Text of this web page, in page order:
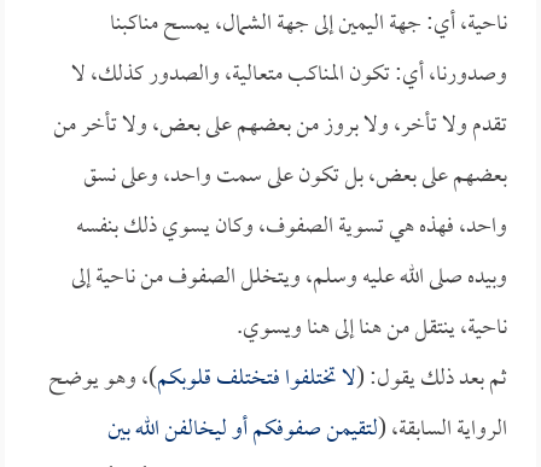
ناحية، أي: جهة اليمين إلى جهة الشمال، يمسح مناكبنا
وصدورنا، أي: تكون المناكب متعالية، والصدور كذلك، لا
تقدم ولا تأخر، ولا بروز من بعضهم على بعض، ولا تأخر من
بعضهم على بعض، بل تكون على سمت واحد، وعلى نسق
واحد، فهذه هي تسوية الصفوف، وكان يسوي ذلك بنفسه
وبيده صلى الله عليه وسلم، ويتخلل الصفوف من ناحية إلى
ناحية، ينتقل من هنا إلى هنا ويسوي.
ثم بعد ذلك يقول: (لا تختلفوا فتختلف قلوبكم)، وهو يوضح
الرواية السابقة، (لتقيمن صفوفكم أو ليخالفن الله بين